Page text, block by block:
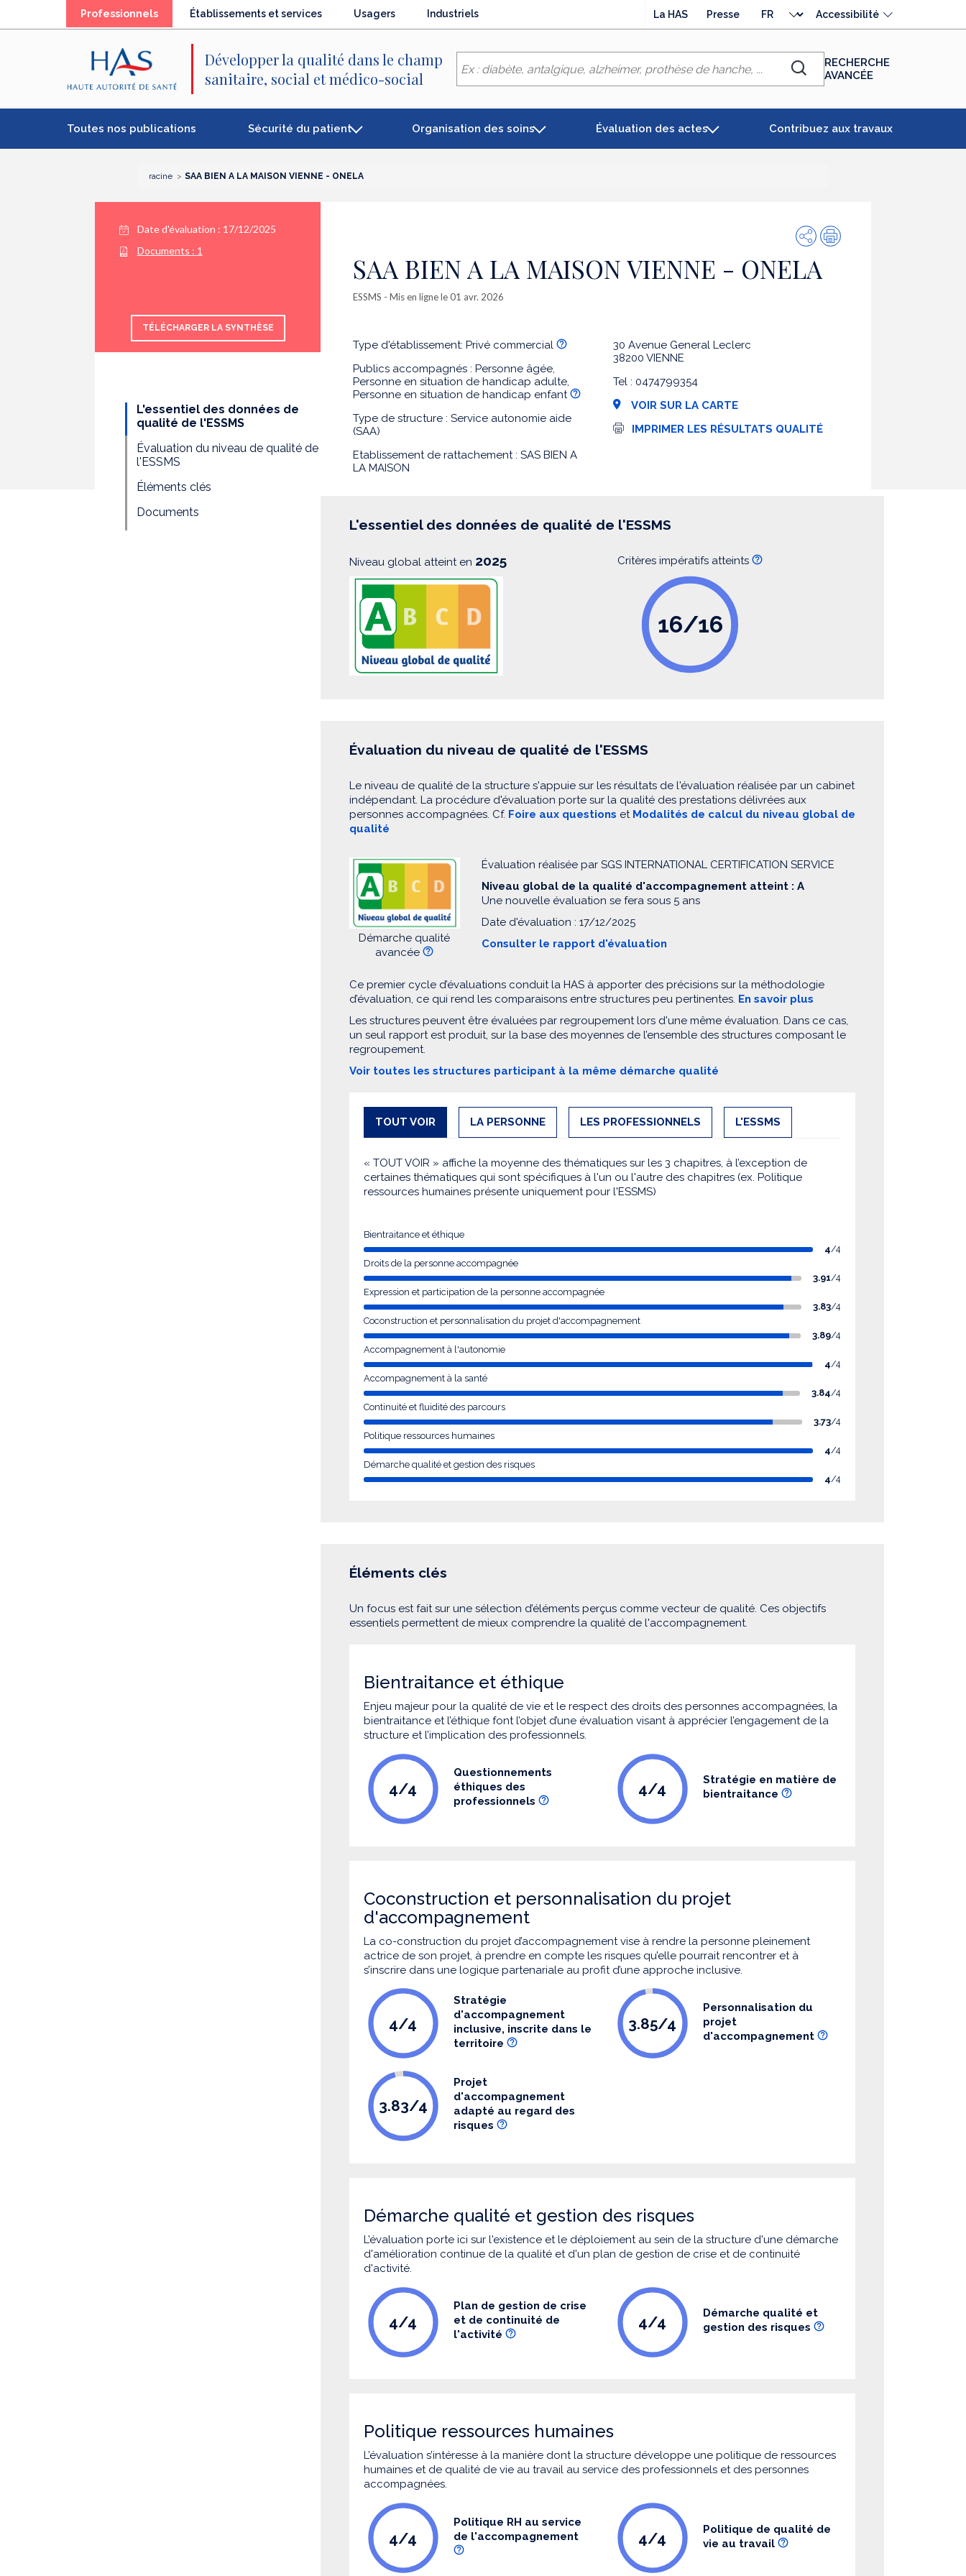
Professionnels Établissements et services Usagers Industriels La HAS Presse
langue
Accessibilité
Développer la qualité dans le champ
sanitaire, social et médico-social
Chercher
RECHERCHE
AVANCÉE
Toutes nos publications Sécurité du patient Organisation des soins Évaluation des actes Contribuez aux travaux
racine SAA BIEN A LA MAISON VIENNE - ONELA
Date d'évaluation : 17/12/2025
Documents : 1
TÉLÉCHARGER LA SYNTHÈSE
L'essentiel des données de
qualité de l'ESSMS
Évaluation du niveau de qualité de
l'ESSMS
Éléments clés
Documents
PartagerImpression
SAA BIEN A LA MAISON VIENNE - ONELA
ESSMS - Mis en ligne le 01 avr. 2026
Type d'établissement: Privé commercial
Publics accompagnés : Personne âgée,
Personne en situation de handicap adulte,
Personne en situation de handicap enfant
Type de structure : Service autonomie aide
(SAA)
Etablissement de rattachement : SAS BIEN A
LA MAISON
30 Avenue General Leclerc
38200 VIENNE
Tel : 0474799354
VOIR SUR LA CARTE
I
n
IMPRIMER LES RÉSULTATS QUALITÉ
L'essentiel des données de qualité de l'ESSMS
Niveau global atteint en 2025 Critères impératifs atteints
16/16
Évaluation du niveau de qualité de l'ESSMS
Le niveau de qualité de la structure s'appuie sur les résultats de l'évaluation réalisée par un cabinet
indépendant. La procédure d'évaluation porte sur la qualité des prestations délivrées aux
personnes accompagnées. Cf. Foire aux questions et Modalités de calcul du niveau global de
qualité
Démarche qualité
avancée
Évaluation réalisée par SGS INTERNATIONAL CERTIFICATION SERVICE
Niveau global de la qualité d'accompagnement atteint : A
Une nouvelle évaluation se fera sous 5 ans
Date d'évaluation : 17/12/2025
Consulter le rapport d'évaluation
Ce premier cycle d’évaluations conduit la HAS à apporter des précisions sur la méthodologie
d’évaluation, ce qui rend les comparaisons entre structures peu pertinentes. En savoir plus
Les structures peuvent être évaluées par regroupement lors d'une même évaluation. Dans ce cas,
un seul rapport est produit, sur la base des moyennes de l’ensemble des structures composant le
regroupement.
Voir toutes les structures participant à la même démarche qualité
TOUT VOIR LA PERSONNE LES PROFESSIONNELS L'ESSMS
« TOUT VOIR » affiche la moyenne des thématiques sur les 3 chapitres, à l’exception de
certaines thématiques qui sont spécifiques à l'un ou l'autre des chapitres (ex. Politique
ressources humaines présente uniquement pour l'ESSMS)
Bientraitance et éthique
4/4
Droits de la personne accompagnée
3.91/4
Expression et participation de la personne accompagnée
3.83/4
Coconstruction et personnalisation du projet d'accompagnement
3.89/4
Accompagnement à l'autonomie
4/4
Accompagnement à la santé
3.84/4
Continuité et fluidité des parcours
3.73/4
Politique ressources humaines
4/4
Démarche qualité et gestion des risques
4/4
Éléments clés
Un focus est fait sur une sélection d’éléments perçus comme vecteur de qualité. Ces objectifs
essentiels permettent de mieux comprendre la qualité de l'accompagnement.
Bientraitance et éthique
Enjeu majeur pour la qualité de vie et le respect des droits des personnes accompagnées, la
bientraitance et l’éthique font l’objet d’une évaluation visant à apprécier l’engagement de la
structure et l’implication des professionnels.
4/4
Questionnements
éthiques des
professionnels
4/4
Stratégie en matière de
bientraitance
Coconstruction et personnalisation du projet
d'accompagnement
La co-construction du projet d’accompagnement vise à rendre la personne pleinement
actrice de son projet, à prendre en compte les risques qu’elle pourrait rencontrer et à
s’inscrire dans une logique partenariale au profit d’une approche inclusive.
4/4
Stratégie
d'accompagnement
inclusive, inscrite dans le
territoire
3.85/4
Personnalisation du
projet
d'accompagnement
3.83/4
Projet
d'accompagnement
adapté au regard des
risques
Démarche qualité et gestion des risques
L’évaluation porte ici sur l'existence et le déploiement au sein de la structure d'une démarche
d'amélioration continue de la qualité et d'un plan de gestion de crise et de continuité
d'activité.
4/4
Plan de gestion de crise
et de continuité de
l'activité
4/4
Démarche qualité et
gestion des risques
Politique ressources humaines
L’évaluation s’intéresse à la manière dont la structure développe une politique de ressources
humaines et de qualité de vie au travail au service des professionnels et des personnes
accompagnées.
4/4
Politique RH au service
de l'accompagnement
4/4
Politique de qualité de
vie au travail